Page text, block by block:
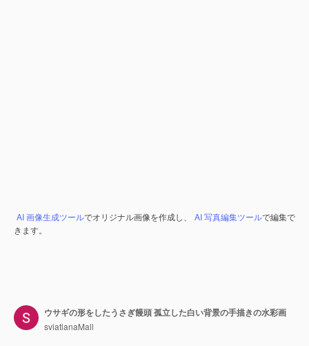
AI 画像生成ツールでオリジナル画像を作成し、 AI 写真編集ツールで編集で
きます。
ウサギの形をしたうさぎ饅頭 孤立した白い背景の手描きの水彩画
sviatlanaMall